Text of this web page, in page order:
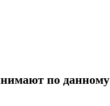
по